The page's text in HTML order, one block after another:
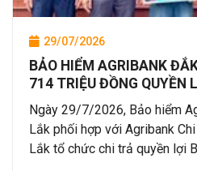
29/07/2026
BẢO HIỂM AGRIBANK
714 TRIỆU ĐỒNG QUYỀN
AN TÍN DỤNG CHO
AGRIBANK CHI NHÁNH
Ngày 29/7/2026, Bảo hiểm
Lắk phối hợp với Agribank
Lắk tổ chức chi trả quyền lợi